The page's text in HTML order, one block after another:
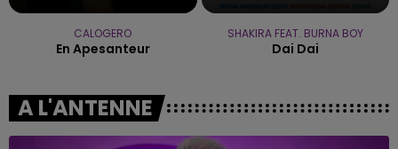
CALOGERO
En Apesanteur
SHAKIRA FEAT. BURNA BOY
Dai Dai
A L'ANTENNE